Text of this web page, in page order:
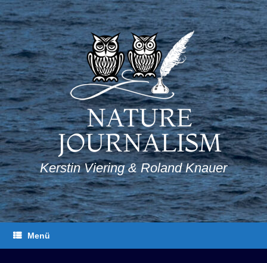
Zum
Inhalt
springen
NATURE
JOURNALISM
Kerstin Viering & Roland Knauer
Menü